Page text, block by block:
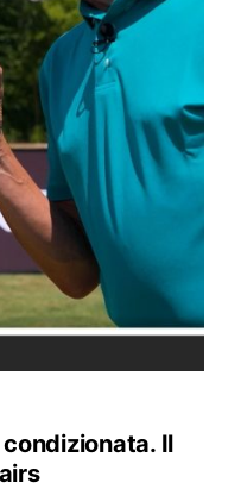
condizionata. Il